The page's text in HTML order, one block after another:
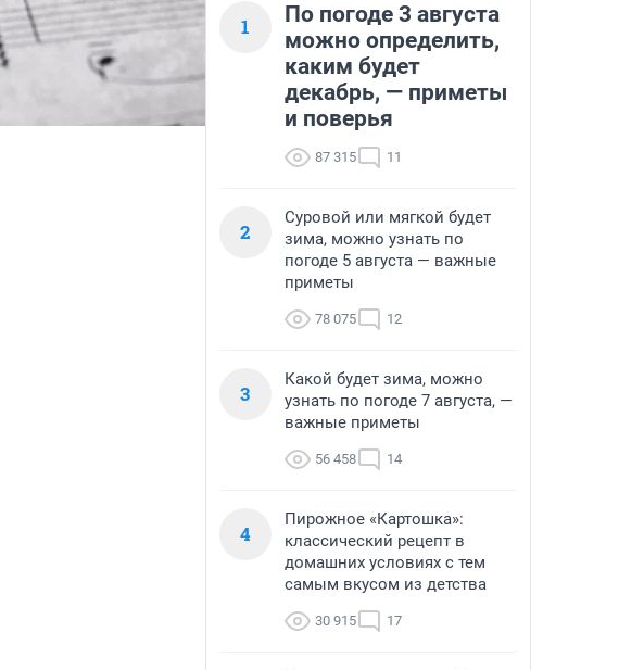
1
По погоде 3 августа
можно определить,
каким будет
декабрь, — приметы
и поверья
87 315 11
2
Суровой или мягкой будет
зима, можно узнать по
погоде 5 августа — важные
приметы
78 075 12
3
Какой будет зима, можно
узнать по погоде 7 августа, —
важные приметы
56 458 14
4
Пирожное «Картошка»:
классический рецепт в
домашних условиях с тем
самым вкусом из детства
30 915 17